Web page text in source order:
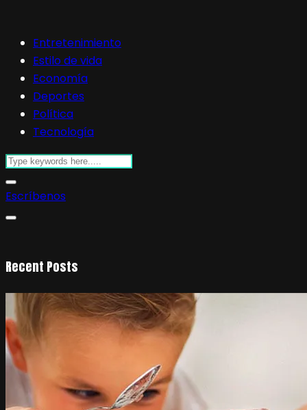
Entretenimiento
Estilo de vida
Economía
Deportes
Política
Tecnología
Escríbenos
Recent Posts